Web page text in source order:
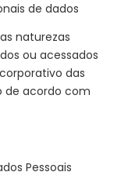
de dados
naturezas
ou acessados
das
de acordo com
Pessoais